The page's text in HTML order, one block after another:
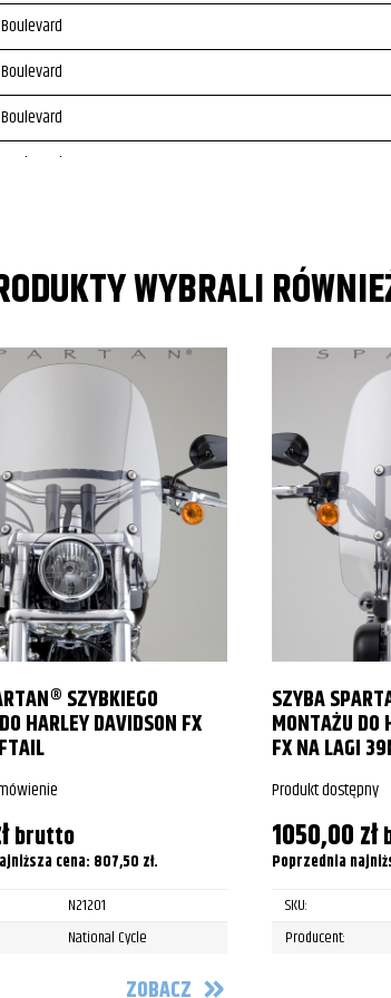
Boulevard
Boulevard
Boulevard
WYBRALI
SZYBKIEGO
HARLEY DAVIDSON FX
brutto
cena: 807,50 zł.
N21201
National Cycle
ZOBACZ
SZYBA
MONTAŻU DO
FX NA LAGI
Produkt dostępny
1050,00zł
Poprzednia
SKU:
Producent: